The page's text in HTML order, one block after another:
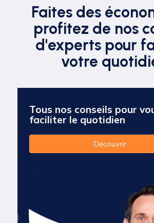
Faites des
profitez de nos
d'experts pour
votre
Tous nos conseils pour
faciliter le quotidien
Découvrir